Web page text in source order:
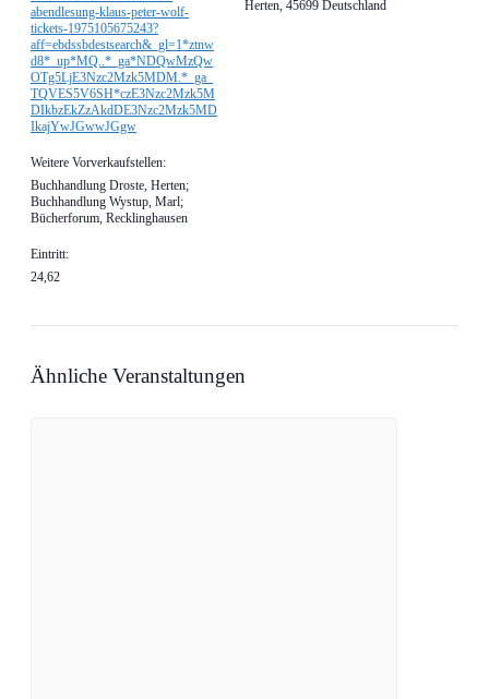
Herten, 45699 Deutschland
abendlesung-klaus-peter-wolf-
tickets-1975105675243?
aff=ebdssbdestsearch&_gl=1*ztnw
d8*_up*MQ..*_ga*NDQwMzQw
OTg5LjE3Nzc2Mzk5MDM.*_ga_
TQVES5V6SH*czE3Nzc2Mzk5M
DIkbzEkZzAkdDE3Nzc2Mzk5MD
IkajYwJGwwJGgw
Weitere Vorverkaufstellen:
Buchhandlung Droste, Herten;
Buchhandlung Wystup, Marl;
Bücherforum, Recklinghausen
Eintritt:
24,62
Ähnliche Veranstaltungen